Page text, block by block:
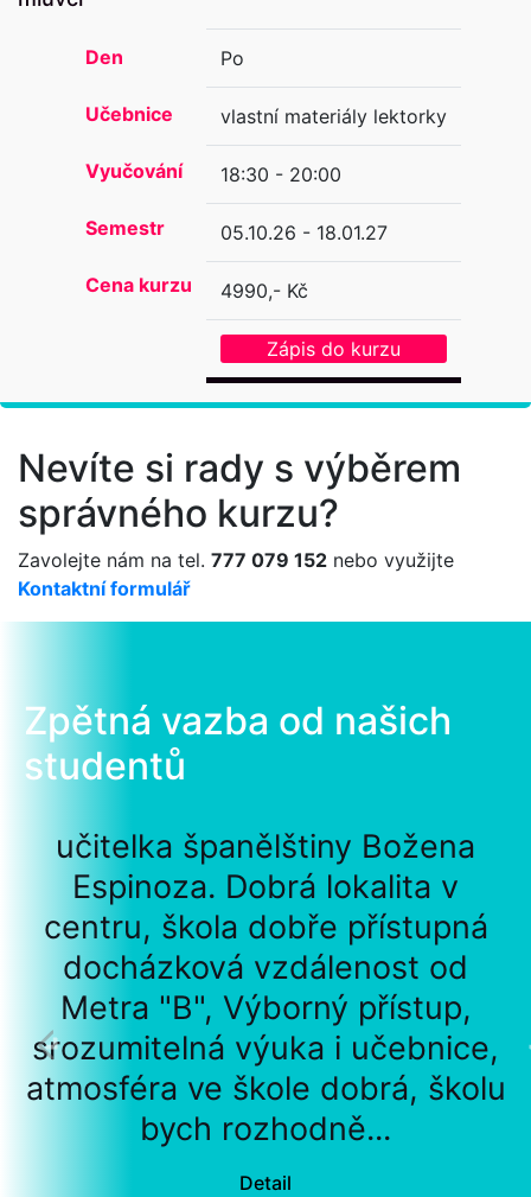
Den
Učebnice
Vyučování
Semestr
Cena kurzu
Po
vlastní materiály lektorky
18:30 - 20:00
05.10.26 - 18.01.27
4990,- Kč
Zápis do kurzu
Nevíte si rady s výběrem
správného kurzu?
Zavolejte nám na tel. 777 079 152 nebo využijte
Kontaktní formulář
Zpětná vazba od našich
studentů
učitelka španělštiny Božena
Espinoza. Dobrá lokalita v
centru, škola dobře přístupná
docházková vzdálenost od
Metra "B", Výborný přístup,
srozumitelná výuka i učebnice,
atmosféra ve škole dobrá, školu
bych rozhodně...
Detail